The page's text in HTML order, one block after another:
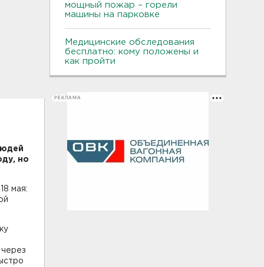
но
мая:
мощный пожар – горели
машины на парковке
Медицинские обследования
бесплатно: кому положены и
как пройти
РЕКЛАМА